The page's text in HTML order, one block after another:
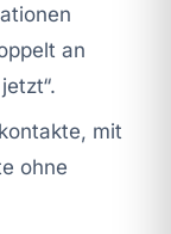
an
mit
ohne